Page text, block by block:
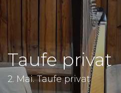
Taufe privat
2. Mai. Taufe privat